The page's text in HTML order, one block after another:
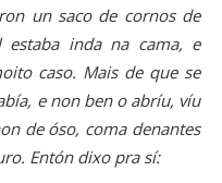
un saco de cornos de
inda na cama, e
caso. Mais de que se
e non ben o abríu, víu
de óso, coma denantes
Entón dixo pra sí: